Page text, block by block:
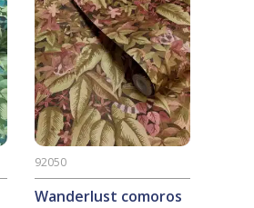
Wanderlust comoros
92050